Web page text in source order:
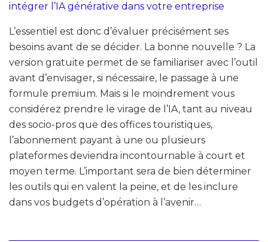
intégrer l’IA générative dans votre entreprise
L’essentiel est donc d’évaluer précisément ses
besoins avant de se décider. La bonne nouvelle ? La
version gratuite permet de se familiariser avec l’outil
avant d’envisager, si nécessaire, le passage à une
formule premium. Mais si le moindrement vous
considérez prendre le virage de l’IA, tant au niveau
des socio-pros que des offices touristiques,
l’abonnement payant à une ou plusieurs
plateformes deviendra incontournable à court et
moyen terme. L’important sera de bien déterminer
les outils qui en valent la peine, et de les inclure
dans vos budgets d’opération à l’avenir…